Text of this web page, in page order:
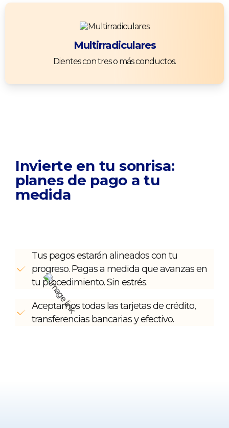
Multirradiculares
Dientes con tres o más conductos.
Invierte en tu sonrisa:
planes de pago a tu
medida
Tus pagos estarán alineados con tu
progreso. Pagas a medida que avanzas en
tu procedimiento. Sin estrés.
Aceptamos todas las tarjetas de crédito,
transferencias bancarias y efectivo.